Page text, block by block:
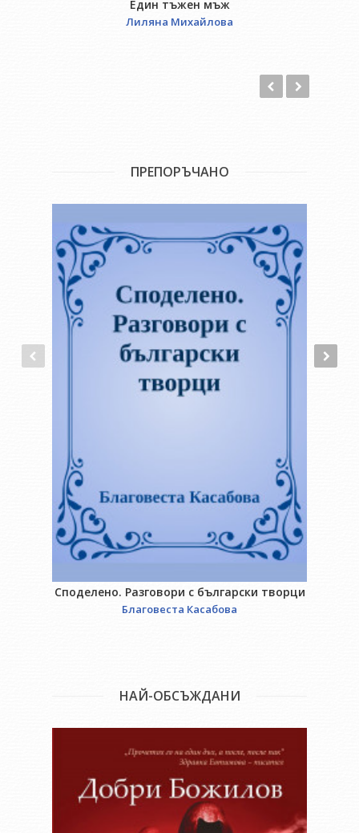
Един тъжен мъж
Лиляна Михайлова
ПРЕПОРЪЧАНО
Споделено. Разговори с български творци
Благовеста Касабова
НАЙ-ОБСЪЖДАНИ